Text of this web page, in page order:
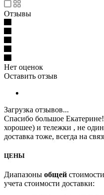
Отзывы
Нет оценок
Оставить отзыв
Загрузка отзывов...
Спасибо большое
хорошее) и тележки , не
доставка тоже, всегда на
ЦЕНЫ
Диапазоны общей
учета стоимости доставки: